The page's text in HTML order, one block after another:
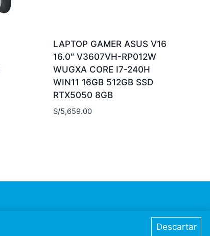
Descartar
LAPTOP GAMER ASUS V16
16.0″ V3607VH-RP012W
WUGXA CORE I7-240H
WIN11 16GB 512GB SSD
RTX5050 8GB
S/5,659.00